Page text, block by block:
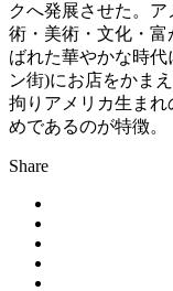
クへ発展させた。
術・美術・文化・富
ばれた華やかな時
ン街)にお店をかま
拘りアメリカ生まれ
めであるのが特徴。
Share